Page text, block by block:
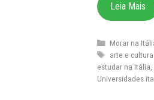
Leia Mais
Categorias
Morar na
Tags
arte e
estudar na Itália
Universidades